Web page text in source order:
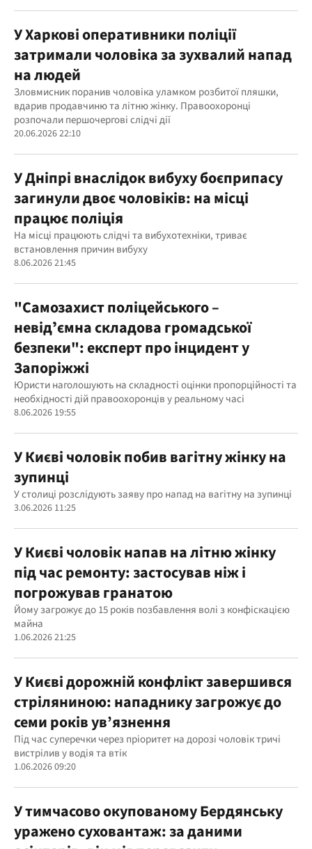
У Харкові оперативники поліції
затримали чоловіка за зухвалий напад
на людей
Зловмисник поранив чоловіка уламком розбитої пляшки,
вдарив продавчиню та літню жінку. Правоохоронці
розпочали першочергові слідчі дії
20.06.2026 22:10
У Дніпрі внаслідок вибуху боєприпасу
загинули двоє чоловіків: на місці
працює поліція
На місці працюють слідчі та вибухотехніки, триває
встановлення причин вибуху
8.06.2026 21:45
"Самозахист поліцейського –
невідʼємна складова громадської
безпеки": експерт про інцидент у
Запоріжжі
Юристи наголошують на складності оцінки пропорційності та
необхідності дій правоохоронців у реальному часі
8.06.2026 19:55
У Києві чоловік побив вагітну жінку на
зупинці
У столиці розслідують заяву про напад на вагітну на зупинці
3.06.2026 11:25
У Києві чоловік напав на літню жінку
під час ремонту: застосував ніж і
погрожував гранатою
Йому загрожує до 15 років позбавлення волі з конфіскацією
майна
1.06.2026 21:25
У Києві дорожній конфлікт завершився
стріляниною: нападнику загрожує до
семи років ув’язнення
Під час суперечки через пріоритет на дорозі чоловік тричі
вистрілив у водія та втік
1.06.2026 09:20
У тимчасово окупованому Бердянську
уражено суховантаж: за даними